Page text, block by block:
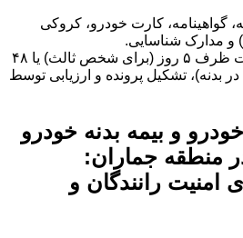
گواهینامه، کارت خودرو، کروکی
و مدارک شناسایی.
اعلام خسارت ظرف ۵ روز (برای شخص ثالث) یا ۴۸
تشکیل پرونده و ارزیابی توسط
و بیمه بدنه خودرو
منطقه جماران:
امنیت رانندگان و